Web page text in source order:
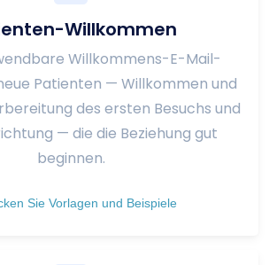
Willkommen
Willkommens-E-Mail-
Patienten — Willkommen und
des ersten Besuchs und
— die die Beziehung gut
beginnen.
Sie Vorlagen und Beispiele